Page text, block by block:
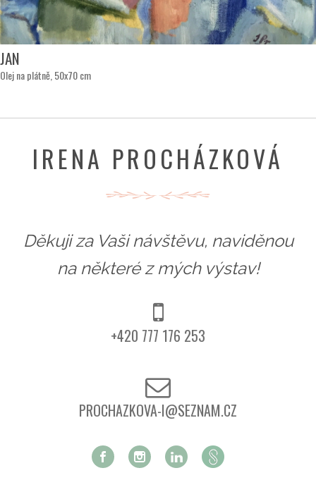
JAN
Olej na plátně, 50x70 cm
IRENA PROCHÁZKOVÁ
Děkuji za Vaši návštěvu, naviděnou
na některé z mých výstav!
+420 777 176 253
PROCHAZKOVA-I@SEZNAM.CZ